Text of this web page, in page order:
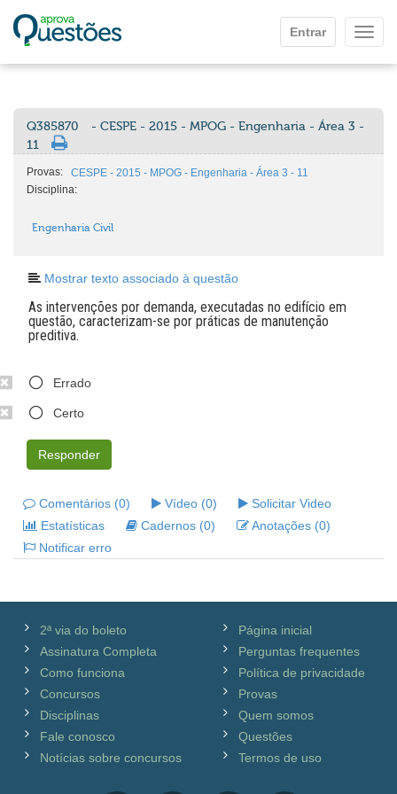
Entrar
Q385870
- CESPE - 2015 - MPOG - Engenharia - Área 3 -
11
Provas:
CESPE - 2015 - MPOG - Engenharia - Área 3 - 11
Disciplina:
Engenharia Civil
Mostrar texto associado à questão
As intervenções por demanda, executadas no edifício em
questão, caracterizam-se por práticas de manutenção
preditiva.
Errado
Certo
Responder
Comentários (0) Vídeo (0)
Solicitar Video
Estatísticas
Cadernos (0)
Anotações (0)
Notificar erro
2ª via do boleto
Assinatura Completa
Como funciona
Concursos
Disciplinas
Fale conosco
Notícias sobre concursos
Página inicial
Perguntas frequentes
Política de privacidade
Provas
Quem somos
Questões
Termos de uso